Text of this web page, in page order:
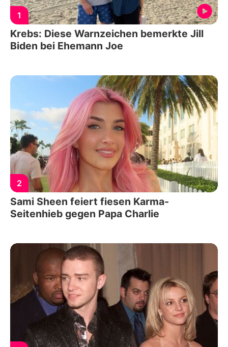
1
Krebs: Diese Warnzeichen bemerkte Jill
Biden bei Ehemann Joe
2
Sami Sheen feiert fiesen Karma-
Seitenhieb gegen Papa Charlie